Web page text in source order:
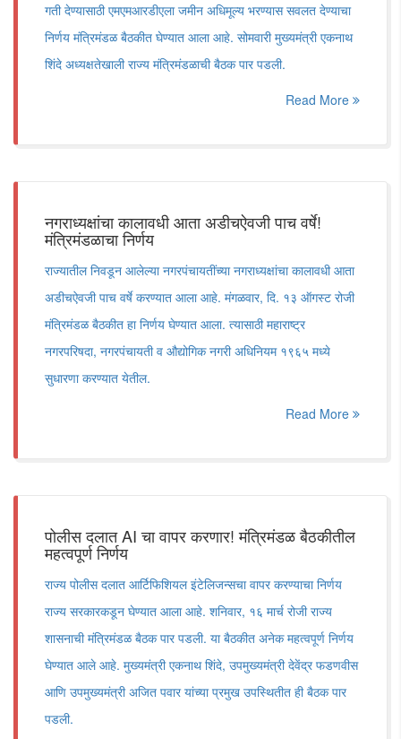
गती देण्यासाठी एमएमआरडीएला जमीन अधिमूल्य भरण्यास सवलत देण्याचा
निर्णय मंत्रिमंडळ बैठकीत घेण्यात आला आहे. सोमवारी मुख्यमंत्री एकनाथ
शिंदे अध्यक्षतेखाली राज्य मंत्रिमंडळाची बैठक पार पडली.
Read More
नगराध्यक्षांचा कालावधी आता अडीचऐवजी पाच वर्षे!
मंत्रिमंडळाचा निर्णय
राज्यातील निवडून आलेल्या नगरपंचायतींच्या नगराध्यक्षांचा कालावधी आता
अडीचऐवजी पाच वर्षे करण्यात आला आहे. मंगळवार, दि. १३ ऑगस्ट रोजी
मंत्रिमंडळ बैठकीत हा निर्णय घेण्यात आला. त्यासाठी महाराष्ट्र
नगरपरिषदा, नगरपंचायती व औद्योगिक नगरी अधिनियम १९६५ मध्ये
सुधारणा करण्यात येतील.
Read More
पोलीस दलात AI चा वापर करणार! मंत्रिमंडळ बैठकीतील
महत्वपूर्ण निर्णय
राज्य पोलीस दलात आर्टिफिशियल इंटेलिजन्सचा वापर करण्याचा निर्णय
राज्य सरकारकडून घेण्यात आला आहे. शनिवार, १६ मार्च रोजी राज्य
शासनाची मंत्रिमंडळ बैठक पार पडली. या बैठकीत अनेक महत्वपूर्ण निर्णय
घेण्यात आले आहे. मुख्यमंत्री एकनाथ शिंदे, उपमुख्यमंत्री देवेंद्र फडणवीस
आणि उपमुख्यमंत्री अजित पवार यांच्या प्रमुख उपस्थितीत ही बैठक पार
पडली.